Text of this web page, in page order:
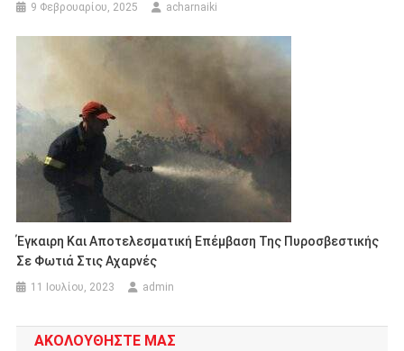
9 Φεβρουαρίου, 2025 acharnaiki
Έγκαιρη Και Αποτελεσματική Επέμβαση Της Πυροσβεστικής
Σε Φωτιά Στις Αχαρνές
11 Ιουλίου, 2023 admin
ΑΚΟΛΟΥΘΗΣΤΕ ΜΑΣ